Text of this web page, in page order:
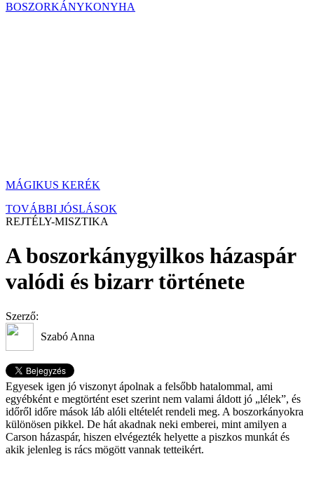
BOSZORKÁNYKONYHA
MÁGIKUS KERÉK
TOVÁBBI JÓSLÁSOK
REJTÉLY-MISZTIKA
A boszorkánygyilkos házaspár
valódi és bizarr története
Szerző:
Szabó Anna
Egyesek igen jó viszonyt ápolnak a felsőbb hatalommal, ami
egyébként e megtörtént eset szerint nem valami áldott jó „lélek”, és
időről időre mások láb alóli eltételét rendeli meg. A boszorkányokra
különösen pikkel. De hát akadnak neki emberei, mint amilyen a
Carson házaspár, hiszen elvégezték helyette a piszkos munkát és
akik jelenleg is rács mögött vannak tetteikért.